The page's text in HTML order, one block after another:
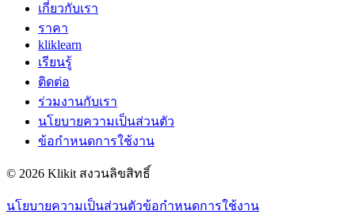
เกี่ยวกับเรา
ราคา
kliklearn
เรียนรู้
ติดต่อ
ร่วมงานกับเรา
นโยบายความเป็นส่วนตัว
ข้อกำหนดการใช้งาน
© 2026 Klikit สงวนลิขสิทธิ์
นโยบายความเป็นส่วนตัวข้อกำหนดการใช้งาน